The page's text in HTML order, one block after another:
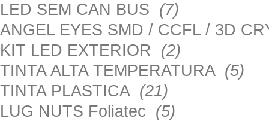
LED SEM CAN BUS (7)
ANGEL EYES SMD / CCFL / 3D
KIT LED EXTERIOR (2)
TINTA ALTA TEMPERATURA (5)
TINTA PLASTICA (21)
LUG NUTS Foliatec (5)